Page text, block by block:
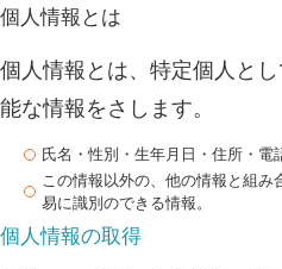
個人情報とは
個人情報とは、特定個人と
能な情報をさします。
氏名・性別・生年月日・住所・
この情報以外の、他の情報と組み
易に識別のできる情報。
個人情報の取得